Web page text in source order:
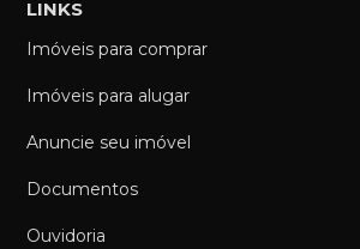
LINKS
Imóveis para comprar
Imóveis para alugar
Anuncie seu imóvel
Documentos
Ouvidoria